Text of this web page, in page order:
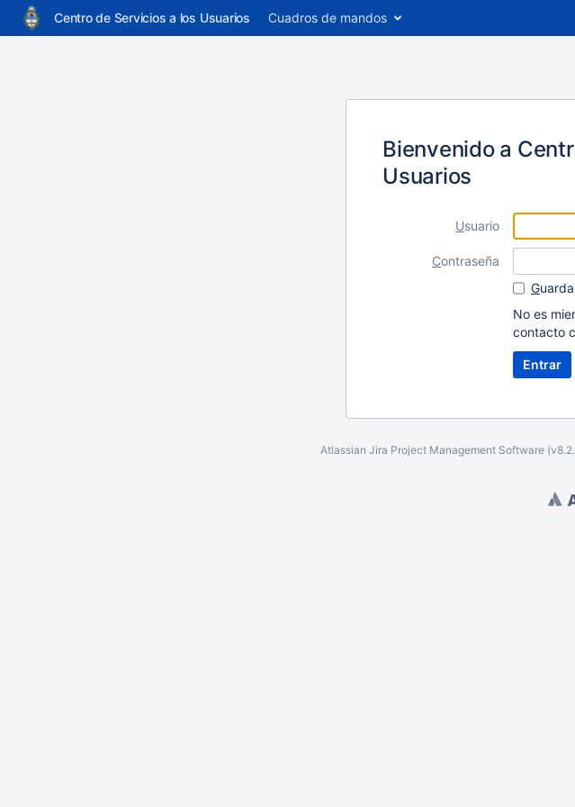
Centro de Servicios a los Usuarios Cuadros de mandos
Bienvenido a
Usuarios
Usuario
Contraseña
G
No es
contacto
Atlassian Jira Project Management Software